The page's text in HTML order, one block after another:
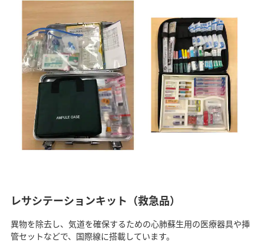
レサシテーションキット（救急品）
異物を除去し、気道を確保するための心肺蘇生用の医療器具や挿
管セットなどで、国際線に搭載しています。